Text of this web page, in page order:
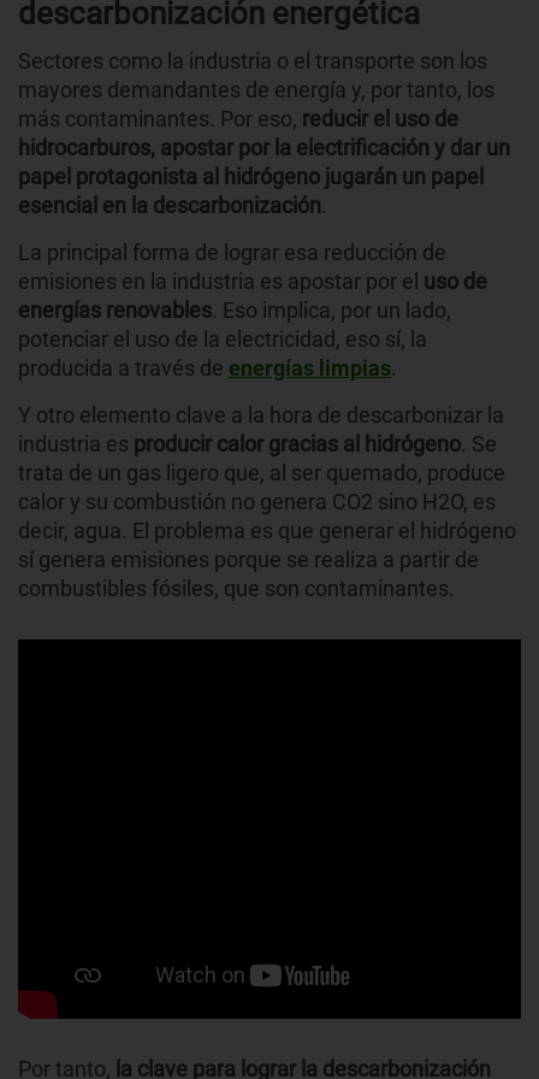
descarbonización energética
Sectores como la industria o el transporte son los
mayores demandantes de energía y, por tanto, los
más contaminantes. Por eso, reducir el uso de
hidrocarburos, apostar por la electrificación y dar un
papel protagonista al hidrógeno jugarán un papel
esencial en la descarbonización.
La principal forma de lograr esa reducción de
emisiones en la industria es apostar por el uso de
energías renovables. Eso implica, por un lado,
potenciar el uso de la electricidad, eso sí, la
producida a través de energías limpias.
Y otro elemento clave a la hora de descarbonizar la
industria es producir calor gracias al hidrógeno. Se
trata de un gas ligero que, al ser quemado, produce
calor y su combustión no genera CO2 sino H2O, es
decir, agua. El problema es que generar el hidrógeno
sí genera emisiones porque se realiza a partir de
combustibles fósiles, que son contaminantes.
Por tanto, la clave para lograr la descarbonización